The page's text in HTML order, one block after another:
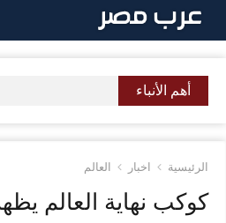
التخطي
أهم الأنباء
الرئيسية اخبار العالم
كوكب نهاية العالم